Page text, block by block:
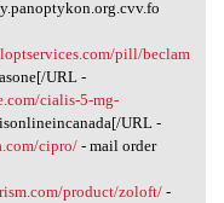
pill/beclam
URL -
cialis-5-mg-
URL -
cipro/- mail order
product/zoloft/-